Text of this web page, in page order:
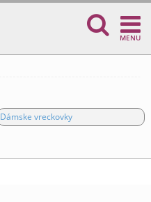
MENU
Dámske vreckovky